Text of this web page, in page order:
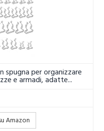
spugna per organizzare
e armadi, adatte...
Amazon